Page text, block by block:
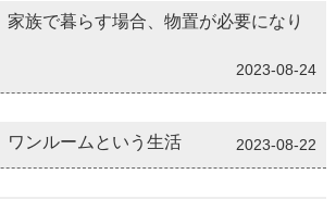
家族で暮らす場合、物置が必要になり
2023-08-24
ワンルームという生活 2023-08-22